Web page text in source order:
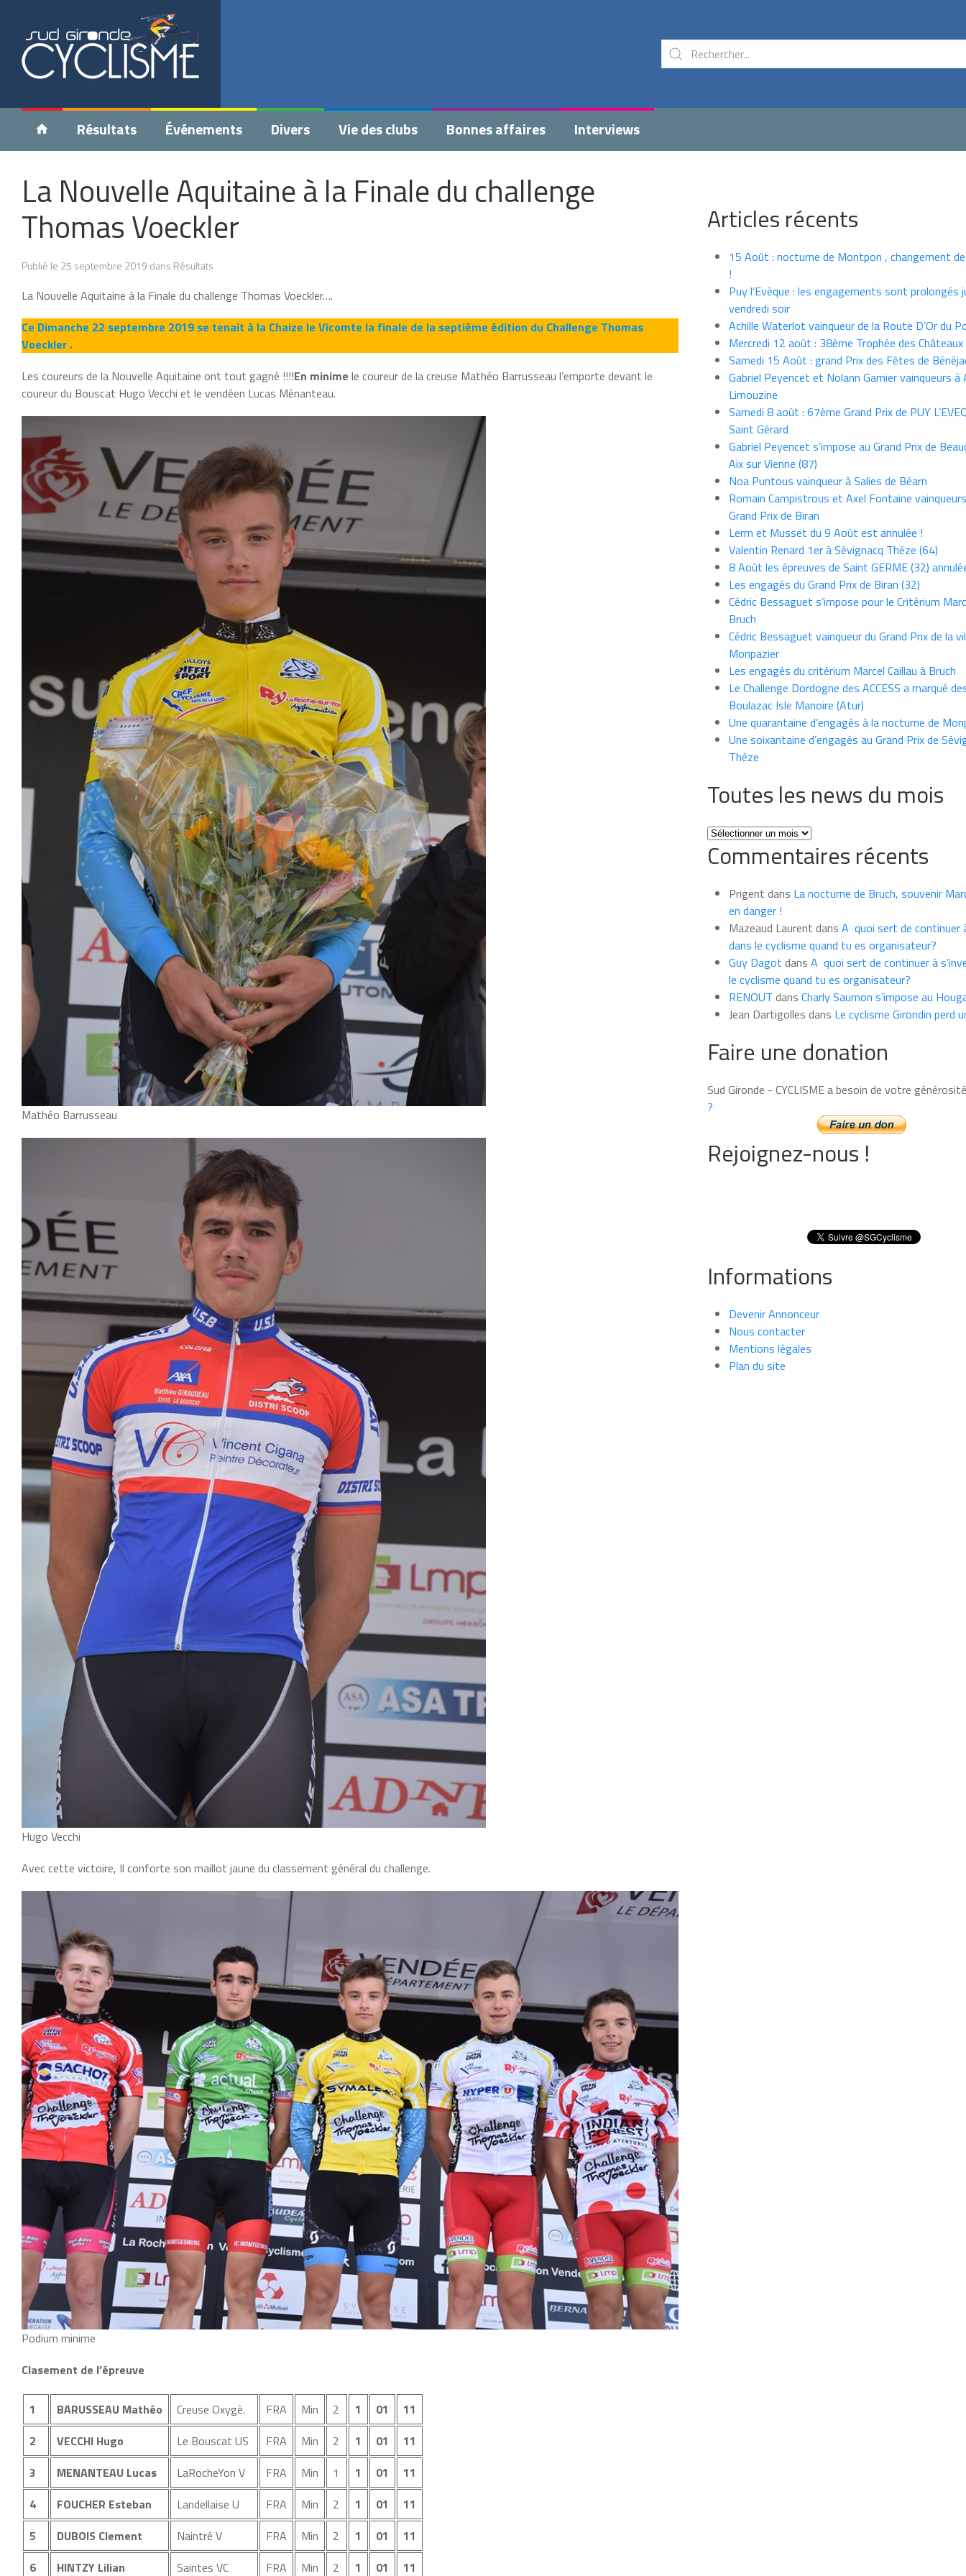
Résultats Événements Divers Vie des clubs Bonnes affaires Interviews
La Nouvelle Aquitaine à la Finale du challenge
Thomas Voeckler
Publié le 25 septembre 2019 dans Résultats
La Nouvelle Aquitaine à la Finale du challenge Thomas Voeckler….
Ce Dimanche 22 septembre 2019 se tenait à la Chaize le Vicomte la finale de la septième édition du Challenge Thomas
Voeckler .
Les coureurs de la Nouvelle Aquitaine ont tout gagné !!!!En minime le coureur de la creuse Mathéo Barrusseau l’emporte devant le
coureur du Bouscat Hugo Vecchi et le vendéen Lucas Ménanteau.
Mathéo Barrusseau
Hugo Vecchi
Avec cette victoire, Il conforte son maillot jaune du classement général du challenge.
Podium minime
Clasement de l’épreuve
1 BARUSSEAU Mathéo Creuse Oxygè. FRA Min 2 1 01
11
2
VECCHI Hugo Le Bouscat US FRA Min 2 1 01
11
3
MENANTEAU Lucas LaRocheYon V FRA Min 1 1 01
11
4
FOUCHER Esteban Landellaise U FRA Min 2 1 01
11
5
DUBOIS Clement Naintré V FRA Min 2 1 01
11
6
HINTZY Lilian Saintes VC FRA Min 2 1 01 11
Articles récents
15 Août : nocturne de Montpon , changement
!
Puy l’Evèque : les engagements sont prolongés
vendredi soir
Achille Waterlot vainqueur de la Route D’Or du
Mercredi 12 août : 38ème Trophée des Châteaux
Samedi 15 Août : grand Prix des Fêtes de
Gabriel Peyencet et Nolann Garnier vainqueurs à
Limouzine
Samedi 8 août : 67ème Grand Prix de PUY
Saint Gérard
Gabriel Peyencet s’impose au Grand Prix de
Aix sur Vienne (87)
Noa Puntous vainqueur à Salies de Béarn
Romain Campistrous et Axel Fontaine
Grand Prix de Biran
Lerm et Musset du 9 Août est annulée !
Valentin Renard 1er à Sévignacq Théze (64)
8 Août les épreuves de Saint GERME (32)
Les engagés du Grand Prix de Biran (32)
Cédric Bessaguet s’impose pour le Critérium
Bruch
Cédric Bessaguet vainqueur du Grand Prix de la
Monpazier
Les engagés du critérium Marcel Caillau à Bruch
Le Challenge Dordogne des ACCESS a marqué
Boulazac Isle Manoire (Atur)
Une quarantaine d’engagés à la nocturne de
Une soixantaine d’engagés au Grand Prix de
Théze
Toutes les news du mois
Toutes
les
news
mois
Commentaires récents
Prigent dans La nocturne de Bruch, souvenir
en danger !
Mazeaud Laurent dans A quoi sert de continuer
dans le cyclisme quand tu es organisateur?
Guy Dagot dans A quoi sert de continuer à
le cyclisme quand tu es organisateur?
RENOUT dans Charly Saumon s’impose au
Jean Dartigolles dans Le cyclisme Girondin perd
Faire une donation
Sud Gironde - CYCLISME a besoin de votre
?
Rejoignez-nous !
Informations
Devenir Annonceur
Nous contacter
Mentions légales
Plan du site